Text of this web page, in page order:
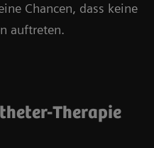
Chancen, dass keine
auftreten.
Therapie